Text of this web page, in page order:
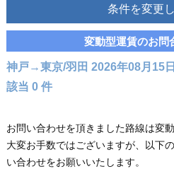
条件を変更
変動型運賃のお問
神戸→東京/羽田 2026年08月15
該当 0 件
お問い合わせを頂きました路線は変
大変お手数ではございますが、以下
い合わせをお願いいたします。